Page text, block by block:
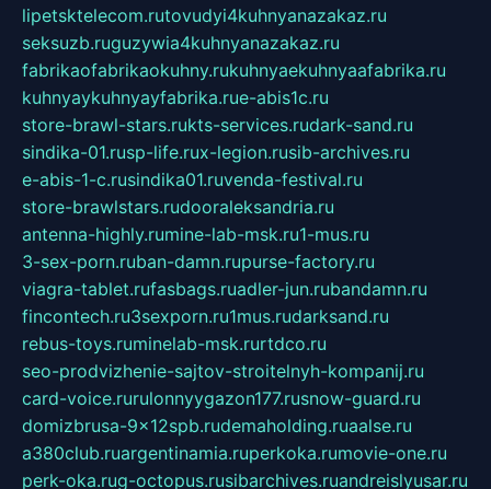
lipetsktelecom.rutovudyi4kuhnyanazakaz.ru
seksuzb.ruguzywia4kuhnyanazakaz.ru
fabrikaofabrikaokuhny.rukuhnyaekuhnyaafabrika.ru
kuhnyaykuhnyayfabrika.rue-abis1c.ru
store-brawl-stars.rukts-services.rudark-sand.ru
sindika-01.rusp-life.rux-legion.rusib-archives.ru
e-abis-1-c.rusindika01.ruvenda-festival.ru
store-brawlstars.rudooraleksandria.ru
antenna-highly.rumine-lab-msk.ru1-mus.ru
3-sex-porn.ruban-damn.rupurse-factory.ru
viagra-tablet.rufasbags.ruadler-jun.rubandamn.ru
fincontech.ru3sexporn.ru1mus.rudarksand.ru
rebus-toys.ruminelab-msk.rurtdco.ru
seo-prodvizhenie-sajtov-stroitelnyh-kompanij.ru
card-voice.rurulonnyygazon177.rusnow-guard.ru
domizbrusa-9x12spb.rudemaholding.ruaalse.ru
a380club.ruargentinamia.ruperkoka.rumovie-one.ru
perk-oka.rug-octopus.rusibarchives.ruandreislyusar.ru